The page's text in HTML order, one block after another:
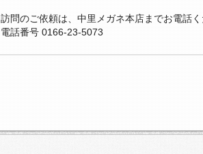
訪問のご依頼は、中里メガネ本店までお電話
電話番号 0166-23-5073